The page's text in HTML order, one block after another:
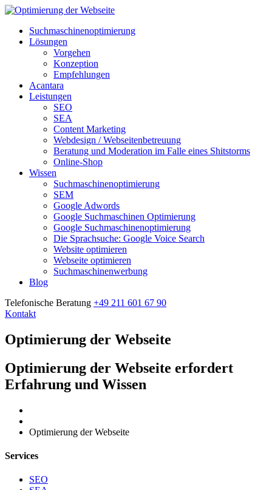
Suchmaschinenoptimierung
Lösungen
Vorgehen
Konzeption
Empfehlungen
Acantara
Leistungen
SEO
SEA
Content Marketing
Webdesign / Webseitenbetreuung
Beratung und Moderation im Falle eines Shitstorms
Online-Shop
Wissen
Suchmaschinenoptimierung
SEM
Google Adwords
Google Suchmaschinen Optimierung
Google Suchmaschinenoptimierung
Die Sprachsuche: Google Voice Search
Website optimieren
Webseite optimieren
Suchmaschinenwerbung
Blog
Telefonische Beratung +49 211 601 67 90
Kontakt
Optimierung der Webseite
Optimierung der Webseite erfordert
Erfahrung und Wissen
Optimierung der Webseite
Services
SEO